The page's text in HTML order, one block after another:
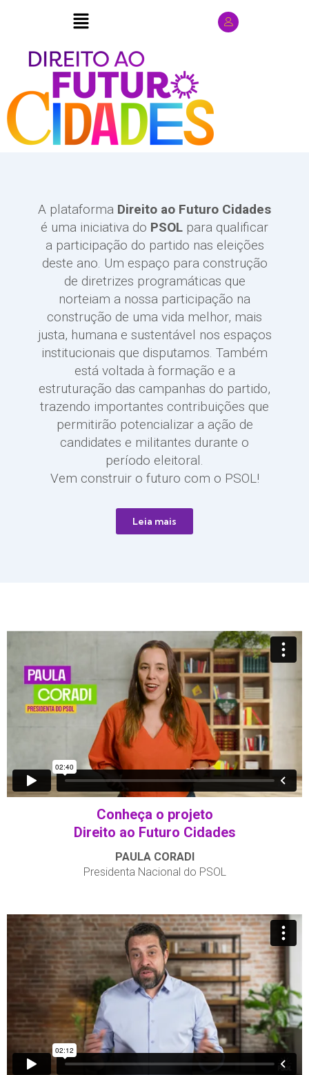
A plataforma Direito ao Futuro Cidades
é uma iniciativa do PSOL para qualificar
a participação do partido nas eleições
deste ano. Um espaço para construção
de diretrizes programáticas que
norteiam a nossa participação na
construção de uma vida melhor, mais
justa, humana e sustentável nos espaços
institucionais que disputamos. Também
está voltada à formação e a
estruturação das campanhas do partido,
trazendo importantes contribuições que
permitirão potencializar a ação de
candidates e militantes durante o
período eleitoral.
Vem construir o futuro com o PSOL!
Leia mais
Conheça o projeto
Direito ao Futuro Cidades
PAULA CORADI
Presidenta Nacional do PSOL